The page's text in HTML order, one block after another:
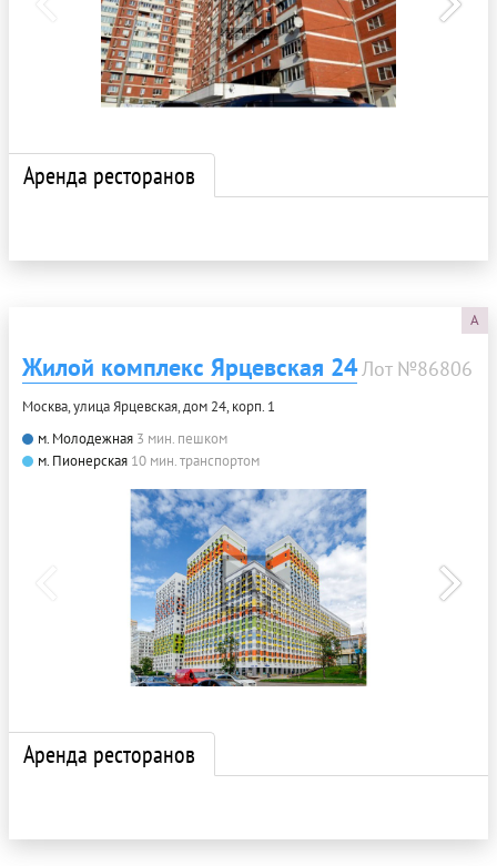
Аренда ресторанов
A
Жилой комплекс Ярцевская 24Лот №86806
Москва, улица Ярцевская, дом 24, корп. 1
м. Молодежная 3 мин. пешком
м. Пионерская 10 мин. транспортом
Аренда ресторанов